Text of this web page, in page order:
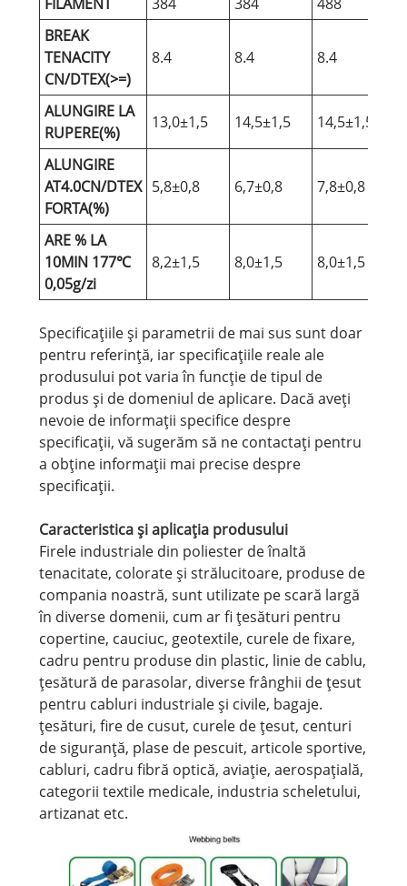
BREAK
TENACITY
CN/DTEX(>=)
8.4 8.4 8.4
ALUNGIRE LA
RUPERE(%)
13,0±1,5 14,5±1,5 14,5±1,5
ALUNGIRE
AT4.0CN/DTEX
FORTA(%)
5,8±0,8 6,7±0,8 7,8±0,8
ARE % LA
10MIN 177℃
0,05g/zi
8,2±1,5 8,0±1,5 8,0±1,5
Specificațiile și parametrii de mai sus sunt doar
pentru referință, iar specificațiile reale ale
produsului pot varia în funcție de tipul de
produs și de domeniul de aplicare. Dacă aveți
nevoie de informații specifice despre
specificații, vă sugerăm să ne contactați pentru
a obține informații mai precise despre
specificații.
Caracteristica și aplicația produsului
Firele industriale din poliester de înaltă
tenacitate, colorate și strălucitoare, produse de
compania noastră, sunt utilizate pe scară largă
în diverse domenii, cum ar fi țesături pentru
copertine, cauciuc, geotextile, curele de fixare,
cadru pentru produse din plastic, linie de cablu,
țesătură de parasolar, diverse frânghii de țesut
pentru cabluri industriale și civile, bagaje.
țesături, fire de cusut, curele de țesut, centuri
de siguranță, plase de pescuit, articole sportive,
cabluri, cadru fibră optică, aviație, aerospațială,
categorii textile medicale, industria scheletului,
artizanat etc.